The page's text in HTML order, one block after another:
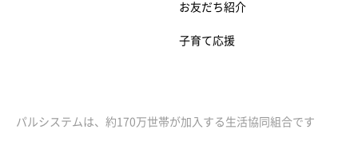
お友だち紹介
子育て応援
パルシステムは、約170万世帯が加入する生活協同組合です